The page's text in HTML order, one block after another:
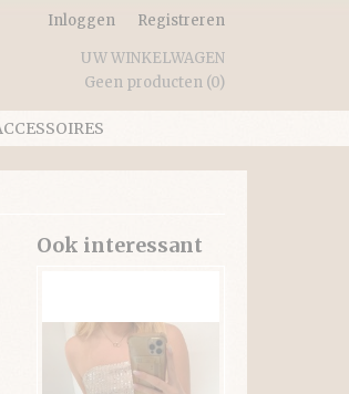
Inloggen
Registreren
UW WINKELWAGEN
Geen producten (0)
Ook interessant